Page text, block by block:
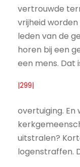
vertrouwde
vrijheid
leden van de
horen bij een
een mens. Dat
|299|
overtuiging. En
uitstralen?
logenstraffen.